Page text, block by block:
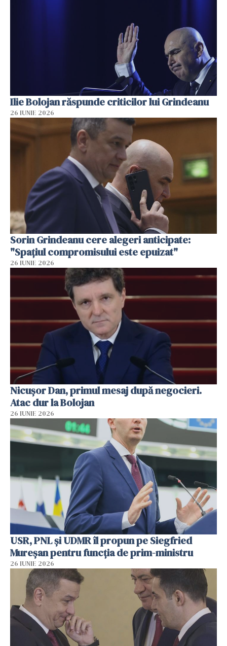
Ilie Bolojan răspunde criticilor lui Grindeanu
26 IUNIE 2026
Sorin Grindeanu cere alegeri anticipate:
"Spațiul compromisului este epuizat"
26 IUNIE 2026
Nicușor Dan, primul mesaj după negocieri.
Atac dur la Bolojan
26 IUNIE 2026
USR, PNL şi UDMR îl propun pe Siegfried
Mureşan pentru funcţia de prim-ministru
26 IUNIE 2026